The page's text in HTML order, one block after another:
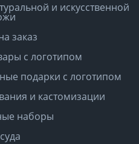
и искусственной
заказ
с логотипом
подарки с логотипом
и кастомизации
наборы